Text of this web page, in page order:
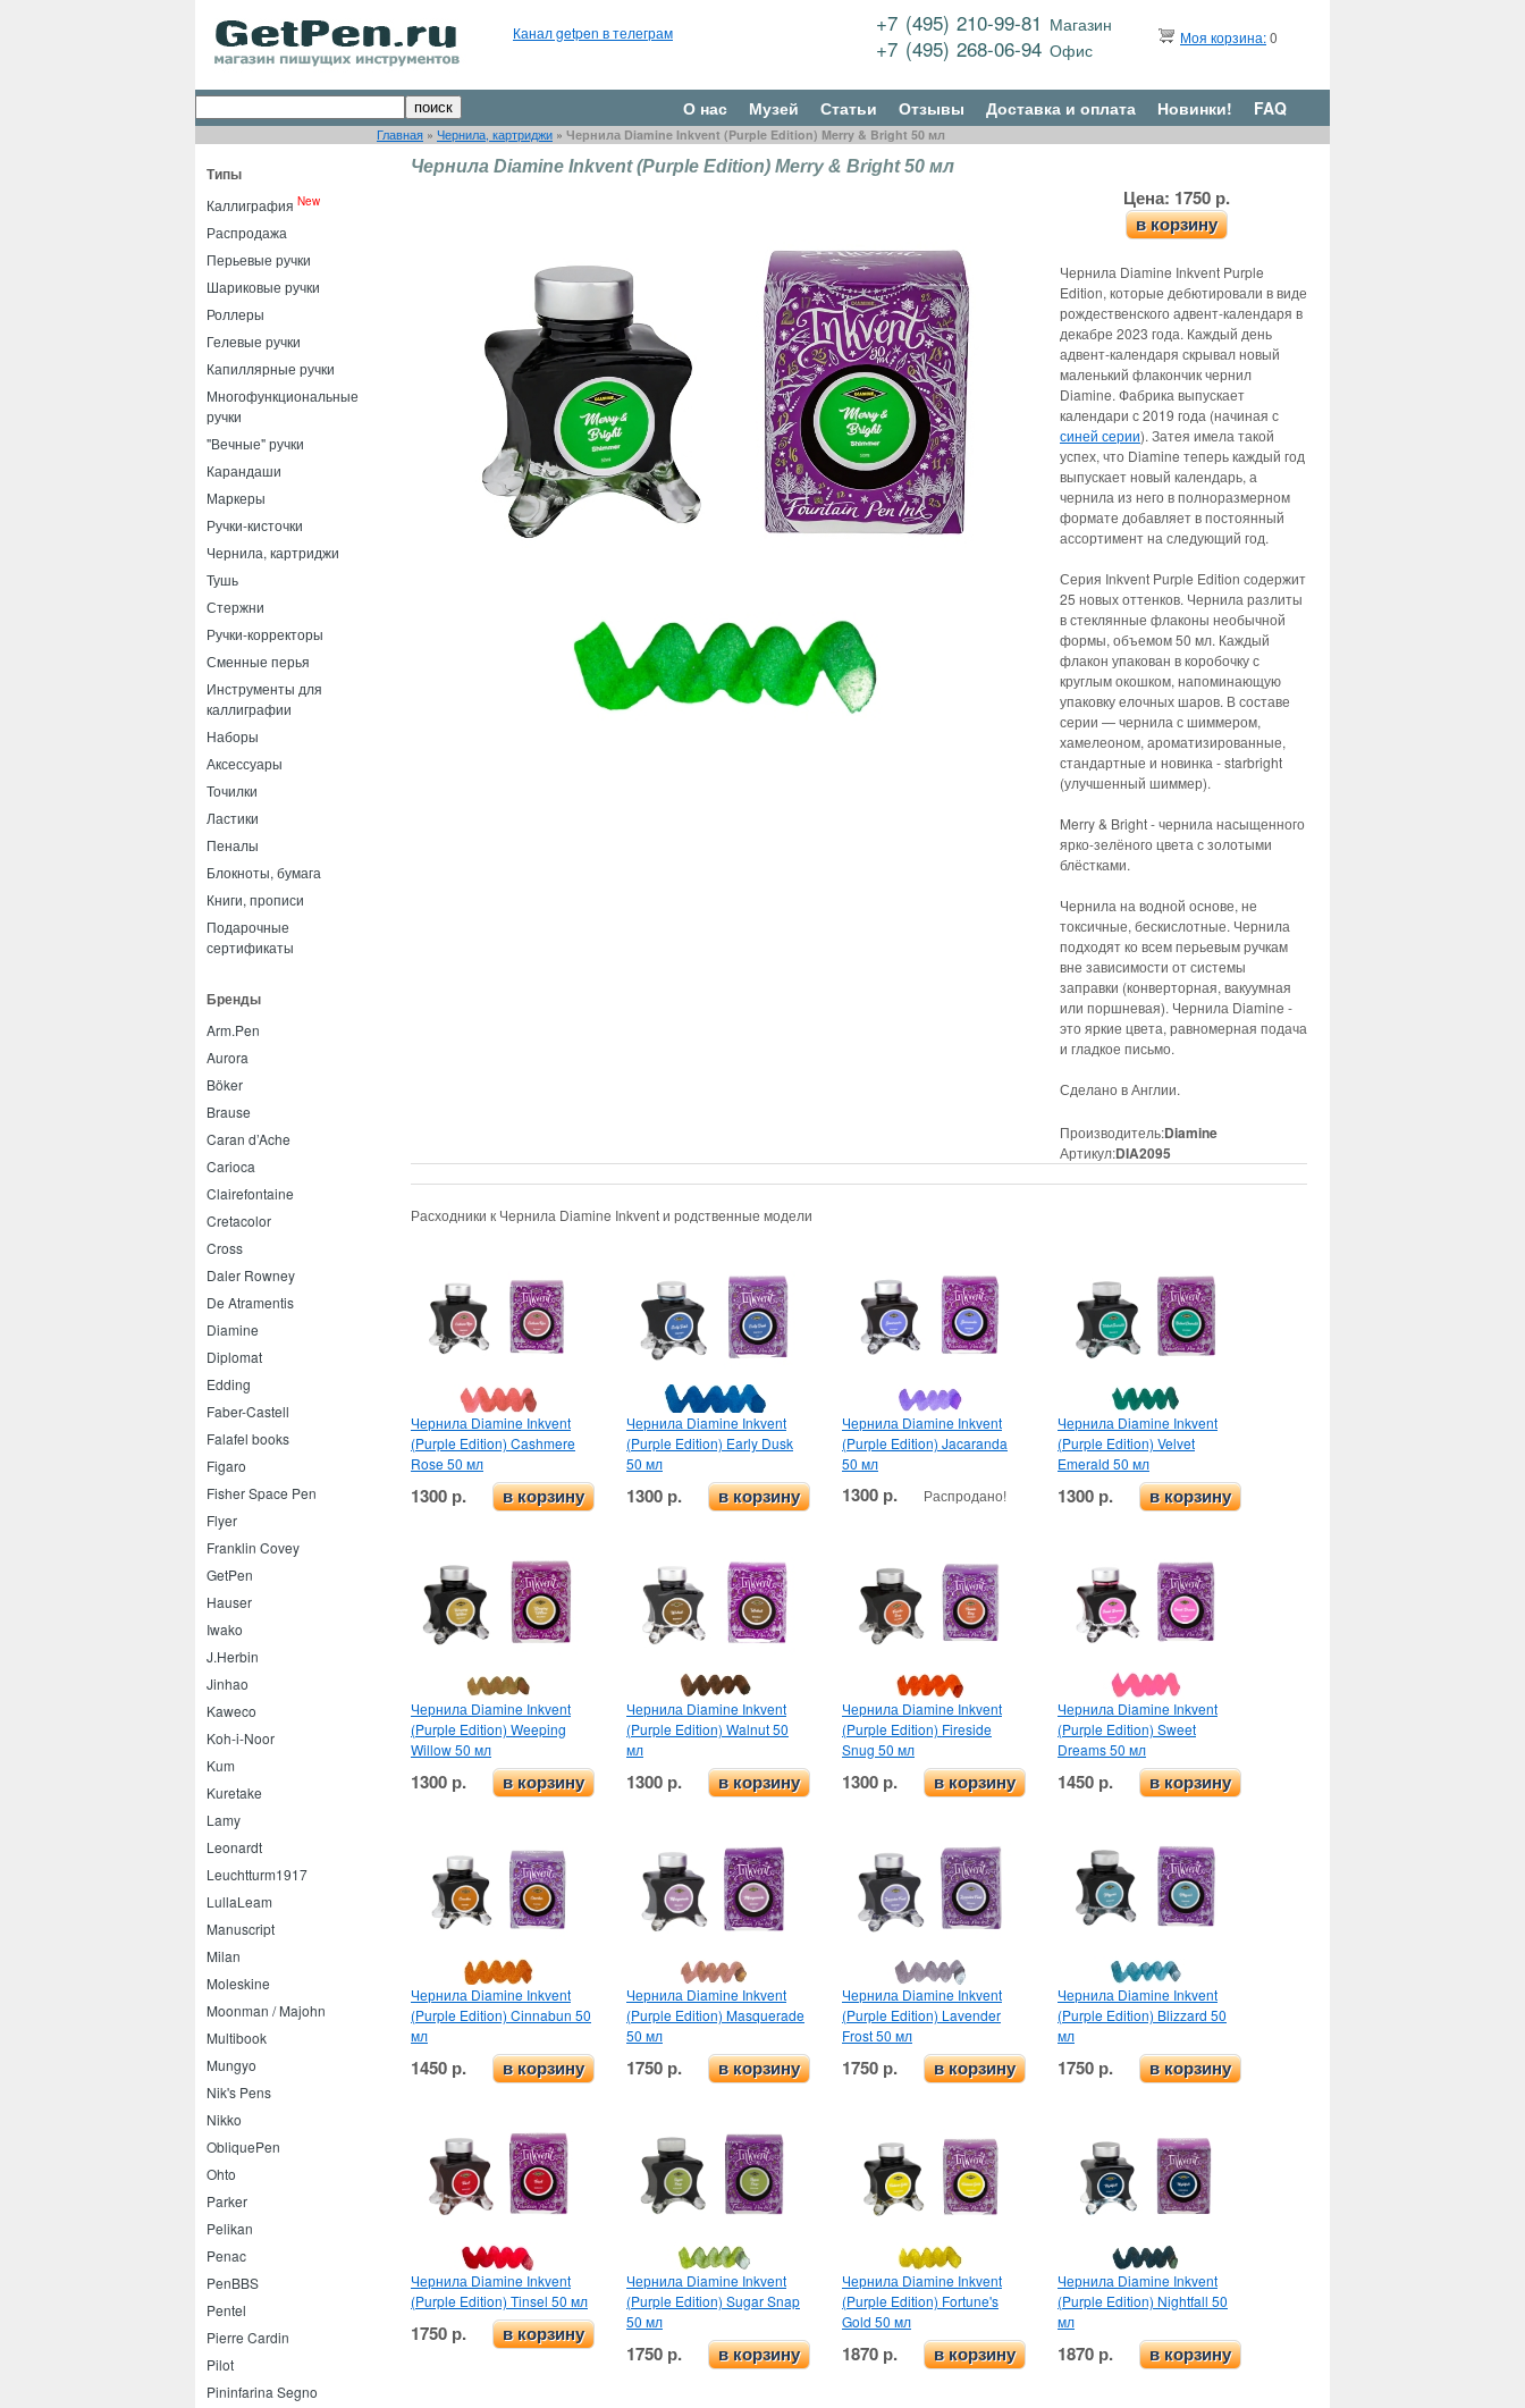
Канал getpen в телеграм +7 (495) 210-99-81 Магазин
+7 (495) 268-06-94Офис
Моя корзина:0
О нас Музей Статьи Отзывы Доставка и оплата Новинки! FAQ
Главная » Чернила, картриджи » Чернила Diamine Inkvent (Purple Edition) Merry & Bright 50 мл
Типы
Каллиграфия New
Распродажа
Перьевые ручки
Шариковые ручки
Роллеры
Гелевые ручки
Капиллярные ручки
Многофункциональные
ручки
"Вечные" ручки
Карандаши
Маркеры
Ручки-кисточки
Чернила, картриджи
Тушь
Стержни
Ручки-корректоры
Сменные перья
Инструменты для
каллиграфии
Наборы
Аксессуары
Точилки
Ластики
Пеналы
Блокноты, бумага
Книги, прописи
Подарочные
сертификаты
Бренды
Arm.Pen
Aurora
Böker
Brause
Caran d’Ache
Carioca
Clairefontaine
Cretacolor
Cross
Daler Rowney
De Atramentis
Diamine
Diplomat
Edding
Faber-Castell
Falafel books
Figaro
Fisher Space Pen
Flyer
Franklin Covey
GetPen
Hauser
Iwako
J.Herbin
Jinhao
Kaweco
Koh-i-Noor
Kum
Kuretake
Lamy
Leonardt
Leuchtturm1917
LullaLeam
Manuscript
Milan
Moleskine
Moonman / Majohn
Multibook
Mungyo
Nik's Pens
Nikko
ObliquePen
Ohto
Parker
Pelikan
Penac
PenBBS
Pentel
Pierre Cardin
Pilot
Pininfarina Segno
Чернила Diamine Inkvent (Purple Edition) Merry & Bright 50 мл
Цена: 1750 р.
в корзину
Чернила Diamine Inkvent Purple
Edition, которые дебютировали в виде
рождественского адвент-календаря в
декабре 2023 года. Каждый день
адвент-календаря скрывал новый
маленький флакончик чернил
Diamine. Фабрика выпускает
календари с 2019 года (начиная с
синей серии). Затея имела такой
успех, что Diamine теперь каждый год
выпускает новый календарь, а
чернила из него в полноразмерном
формате добавляет в постоянный
ассортимент на следующий год.
Серия Inkvent Purple Edition содержит
25 новых оттенков. Чернила разлиты
в стеклянные флаконы необычной
формы, объемом 50 мл. Каждый
флакон упакован в коробочку с
круглым окошком, напоминающую
упаковку елочных шаров. В составе
серии — чернила с шиммером,
хамелеоном, ароматизированные,
стандартные и новинка - starbright
(улучшенный шиммер).
Merry & Bright - чернила насыщенного
ярко-зелёного цвета с золотыми
блёстками.
Чернила на водной основе, не
токсичные, бескислотные. Чернила
подходят ко всем перьевым ручкам
вне зависимости от системы
заправки (конверторная, вакуумная
или поршневая). Чернила Diamine -
это яркие цвета, равномерная подача
и гладкое письмо.
Сделано в Англии.
Производитель:Diamine
Артикул:DIA2095
Расходники к Чернила Diamine Inkvent и родственные модели
Чернила Diamine Inkvent
(Purple Edition) Cashmere
Rose 50 мл
1300 р. в корзину
Чернила Diamine Inkvent
(Purple Edition) Early Dusk
50 мл
1300 р. в корзину
Чернила Diamine Inkvent
(Purple Edition) Jacaranda
50 мл
1300 р. Распродано!
Чернила Diamine Inkvent
(Purple Edition) Velvet
Emerald 50 мл
1300 р. в корзину
Чернила Diamine Inkvent
(Purple Edition) Weeping
Willow 50 мл
1300 р. в корзину
Чернила Diamine Inkvent
(Purple Edition) Walnut 50
мл
1300 р. в корзину
Чернила Diamine Inkvent
(Purple Edition) Fireside
Snug 50 мл
1300 р. в корзину
Чернила Diamine Inkvent
(Purple Edition) Sweet
Dreams 50 мл
1450 р. в корзину
Чернила Diamine Inkvent
(Purple Edition) Cinnabun 50
мл
1450 р. в корзину
Чернила Diamine Inkvent
(Purple Edition) Masquerade
50 мл
1750 р. в корзину
Чернила Diamine Inkvent
(Purple Edition) Lavender
Frost 50 мл
1750 р. в корзину
Чернила Diamine Inkvent
(Purple Edition) Blizzard 50
мл
1750 р. в корзину
Чернила Diamine Inkvent
(Purple Edition) Tinsel 50 мл
1750 р. в корзину
Чернила Diamine Inkvent
(Purple Edition) Sugar Snap
50 мл
1750 р. в корзину
Чернила Diamine Inkvent
(Purple Edition) Fortune's
Gold 50 мл
1870 р. в корзину
Чернила Diamine Inkvent
(Purple Edition) Nightfall 50
мл
1870 р. в корзину